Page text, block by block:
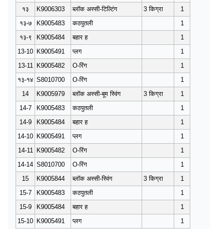
१३
K9006303 ब्लॉक अस्सी-टिल्टिंग 3 किग्रा
1
१३-७
K9005483 कठपुतली
1
१३-९
K9005484 बहार ह
1
13-10 K9005491 प्लग
1
13-11
K9005482 O-रिंग
1
१३-१४ S8010700 O-रिंग
1
14
K9005979 ब्लॉक अस्सी-बूम स्विंग 3 किग्रा
1
14-7
K9005483 कठपुतली
1
14-9
K9005484 बहार ह
1
14-10 K9005491 प्लग
1
14-11
K9005482 O-रिंग
1
14-14 S8010700 O-रिंग
1
15
K9005844 ब्लॉक अस्सी-स्विंग 3 किग्रा
1
15-7
K9005483 कठपुतली
1
15-9
K9005484 बहार ह
1
15-10 K9005491 प्लग 1